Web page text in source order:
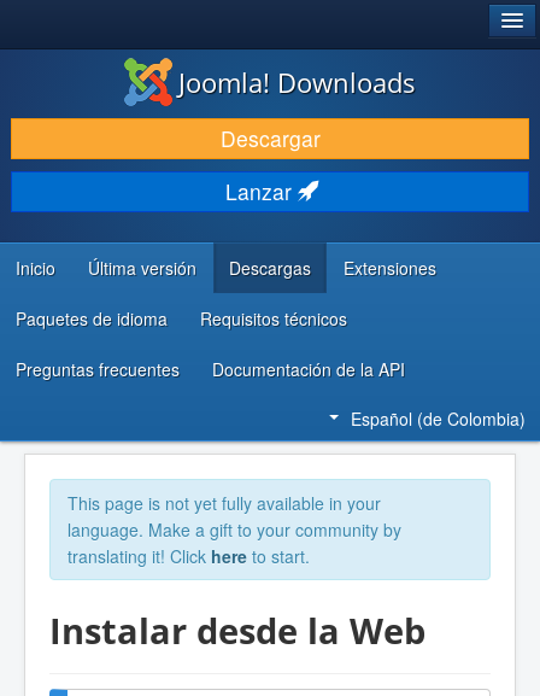
DESCARGAR
DESCUBRE Y APRENDE
COMUNIDAD Y AYUDA
RECURSOS PARA DESARROLLADORES
Joomla! Downloads
Descargar
Lanzar
Inicio Última versión Descargas Extensiones
Paquetes de idioma Requisitos técnicos
Preguntas frecuentes Documentación de la API
Español (de Colombia)
This page is not yet fully available in your
language. Make a gift to your community by
translating it! Click here to start.
Instalar desde la Web